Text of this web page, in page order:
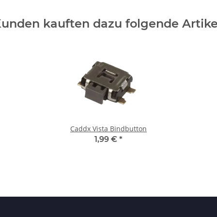
kauften dazu folgende
Caddx Vista Bindbutton
1,99 € *